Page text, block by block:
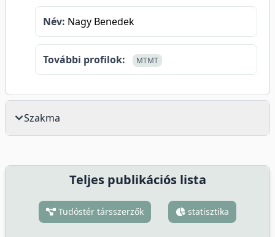
Név: Nagy Benedek
További profilok: MTMT
Szakma
Teljes publikációs lista
Tudóstér társszerzők statisztika